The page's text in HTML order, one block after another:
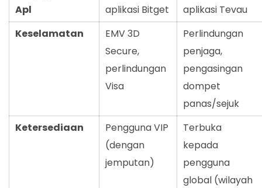
Apl
aplikasi Bitget
aplikasi Tevau
Keselamatan
EMV 3D
Secure,
perlindungan
Visa
Perlindungan
penjaga,
pengasingan
dompet
panas/sejuk
Ketersediaan
Pengguna VIP
(dengan
jemputan)
Terbuka
kepada
pengguna
global (wilayah